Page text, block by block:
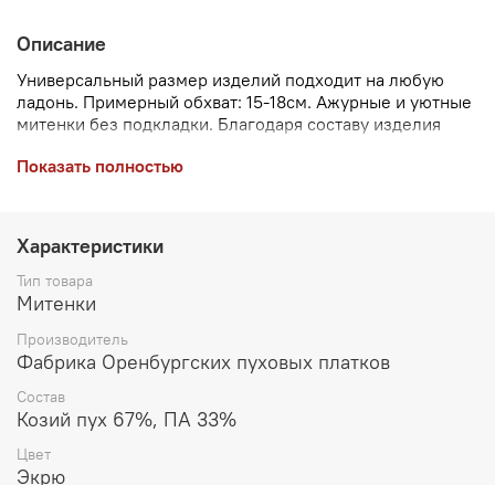
Описание
Универсальный размер изделий подходит на любую
ладонь. Примерный обхват: 15-18см. Ажурные и уютные
митенки без подкладки. Благодаря составу изделия
ощущений, не раздражают кожу и совершенно не
большой палец — полученное значение в сантиметрах и
будет вашим размером.
Показать полностью
Характеристики
Тип товара
Митенки
Производитель
Фабрика Оренбургских пуховых платков
Состав
Козий пух 67%, ПА 33%
Цвет
Экрю